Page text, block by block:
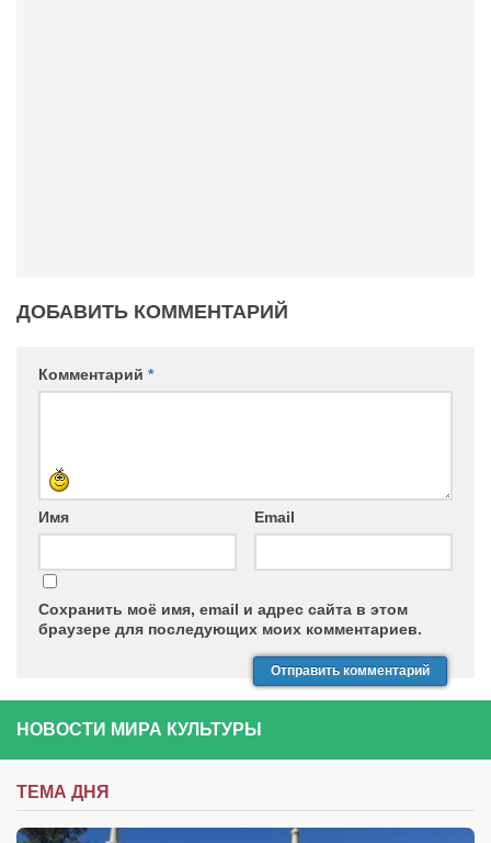
ДОБАВИТЬ КОММЕНТАРИЙ
Комментарий *
Имя Email
Сохранить моё имя, email и адрес сайта в этом
браузере для последующих моих комментариев.
НОВОСТИ МИРА КУЛЬТУРЫ
ТЕМА ДНЯ